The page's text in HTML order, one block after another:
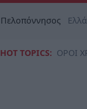
Πελοπόννησος
HOT TOPICS: ΟΡΟΙ